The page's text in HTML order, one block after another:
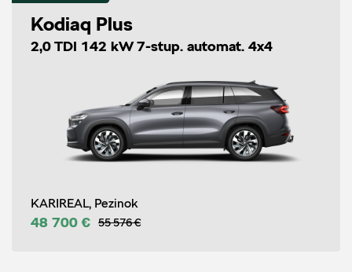
Kodiaq Plus
2,0 TDI 142 kW 7-stup. automat. 4x4
KARIREAL, Pezinok
48 700 € 55 576 €